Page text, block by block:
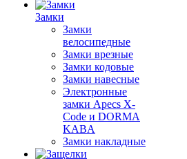
Замки
Замки
велосипедные
Замки врезные
Замки кодовые
Замки навесные
Электронные
замки Apecs X-
Code и DORMA
KABA
Замки накладные